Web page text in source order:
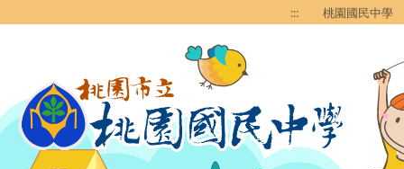
::: 桃園國民中學